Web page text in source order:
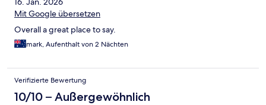
Mit Google übersetzen
Overall a great place to say.
mark, Aufenthalt von 2 Nächten
Verifizierte Bewertung
10/10 – Außergewöhnlich